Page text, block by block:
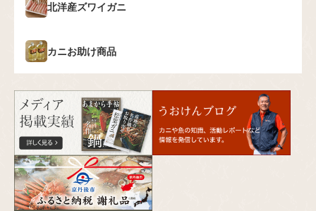
北洋産ズワイガニ
カニお助け商品